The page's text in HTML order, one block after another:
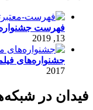
فهرست
13, 2019
جشنواره‌های
2017
فیدان در